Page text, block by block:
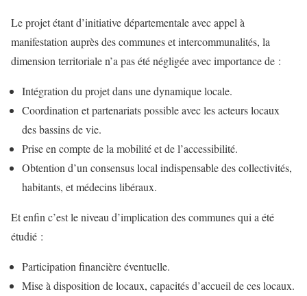
Le projet étant d’initiative départementale avec appel à
manifestation auprès des communes et intercommunalités, la
dimension territoriale n’a pas été négligée avec importance de :
Intégration du projet dans une dynamique locale.
Coordination et partenariats possible avec les acteurs locaux
des bassins de vie.
Prise en compte de la mobilité et de l’accessibilité.
Obtention d’un consensus local indispensable des collectivités,
habitants, et médecins libéraux.
Et enfin c’est le niveau d’implication des communes qui a été
étudié :
Participation financière éventuelle.
Mise à disposition de locaux, capacités d’accueil de ces locaux.